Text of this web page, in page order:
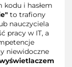
i hasłem
to trafiony
nauczyciela
pracy w IT, a
niewidoczne